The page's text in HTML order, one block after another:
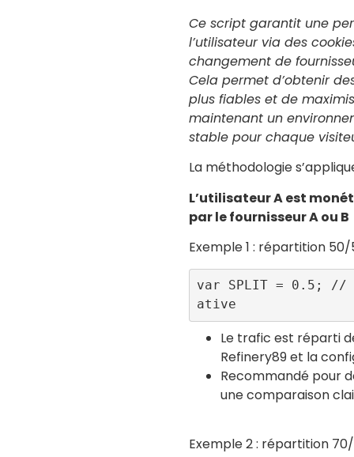
Ce script garantit une
l’utilisateur via des
changement de
Cela permet d’obtenir
plus fiables et de
maintenant un
stable pour chaque
La méthodologie
L’utilisateur A est
par le fournisseur A ou B
Exemple 1 : répartition
var SPLIT = 0.5; //
ative
Le trafic est réparti
Refinery89 et la
Recommandé pour
une comparaison
Exemple 2 : répartition